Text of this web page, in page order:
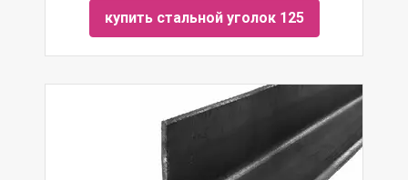
купить стальной уголок 125